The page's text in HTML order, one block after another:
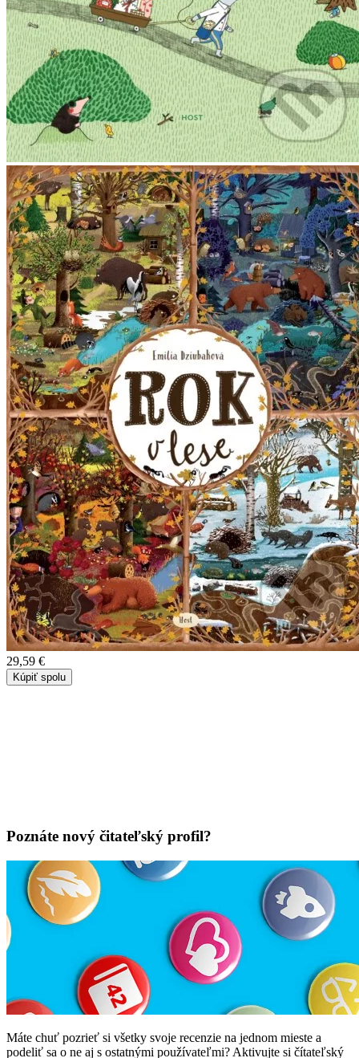
29,59 €
Kúpiť spolu
Poznáte nový čitateľský profil?
Máte chuť pozrieť si všetky svoje recenzie na jednom mieste a
podeliť sa o ne aj s ostatnými používateľmi? Aktivujte si čítateľský